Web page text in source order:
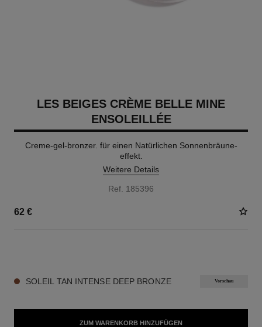
LES BEIGES CRÈME BELLE MINE
ENSOLEILLÉE
Creme-gel-bronzer. für einen Natürlichen Sonnenbräune-
effekt.
Weitere Details
Ref. 185396
62 €
SOLEIL TAN INTENSE DEEP BRONZE Vorschau
ZUM WARENKORB HINZUFÜGEN